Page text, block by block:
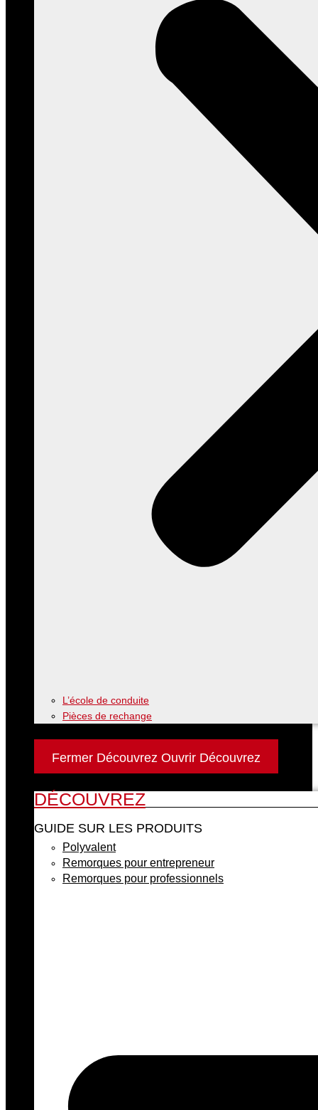
L’école de conduite
Pièces de rechange
Fermer Découvrez Ouvrir Découvrez
DÉCOUVREZ
GUIDE SUR LES PRODUITS
Polyvalent
Remorques pour entrepreneur
Remorques pour professionnels